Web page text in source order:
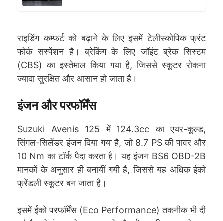
राइडिंग कम्फर्ट को बढ़ाने के लिए इसमें टेलीस्कोपिक फ्रंट
फोर्क सस्पेंशन है। ब्रेकिंग के लिए जॉइंट ब्रेक सिस्टम
(CBS) का इस्तेमाल किया गया है, जिससे स्कूटर रोकना
ज्यादा सुरक्षित और आसान हो जाता है।
इंजन और परफॉर्मेंस
Suzuki Avenis 125 में 124.3cc का एयर-कूल्ड,
सिंगल-सिलेंडर इंजन दिया गया है, जो 8.7 PS की पावर और
10 Nm का टॉर्क पैदा करता है। यह इंजन BS6 OBD-2B
मानकों के अनुसार ही बनायीं गयी है, जिससे यह अधिक ईको
फ्रेंडली स्कूटर बन जाता है।
इसमें ईको परफॉर्मेंस (Eco Performance) तकनीक भी दी